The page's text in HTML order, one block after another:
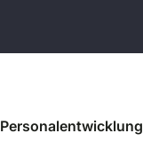
Personalentwicklung